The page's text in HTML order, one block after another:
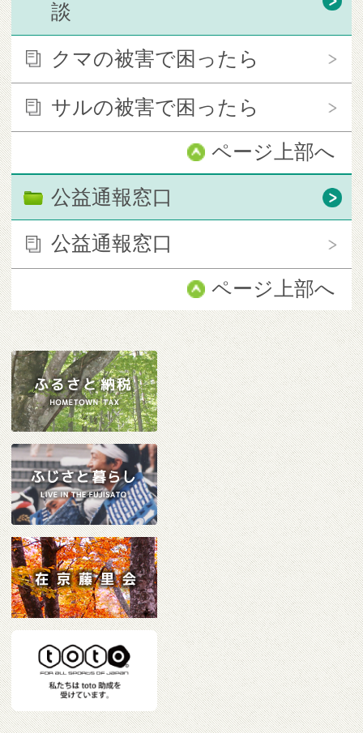
談
クマの被害で困ったら
サルの被害で困ったら
ページ上部へ
公益通報窓口
公益通報窓口
ページ上部へ